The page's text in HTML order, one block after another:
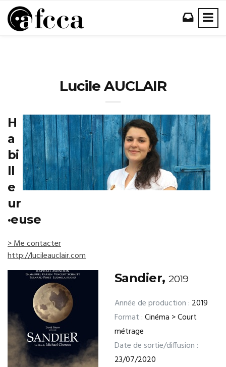
Lucile AUCLAIR
H
a
bi
ll
e
ur
·euse
> Me contacter
http://lucileauclair.com
Sandier,2019
Année de production : 2019
Format :Cinéma > Court
métrage
Date de sortie/diffusion :
23/07/2020